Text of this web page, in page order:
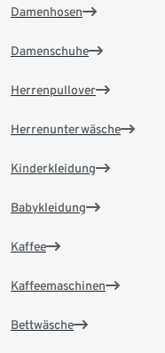
Damenhosen
Damenschuhe
Herrenpullover
Herrenunterwäsche
Kinderkleidung
Babykleidung
Kaffee
Kaffeemaschinen
Bettwäsche